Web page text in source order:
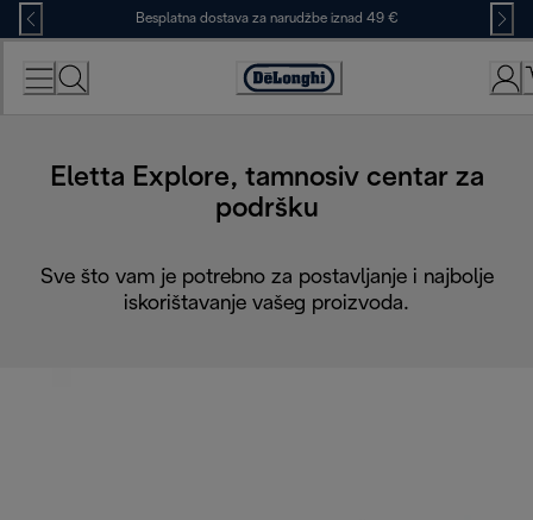
Skip
to
Content
Besplatna dostava za narudžbe iznad 49 €
Accessibility
Eletta Explore, tamnosiv centar za
podršku
Sve što vam je potrebno za postavljanje i najbolje
iskorištavanje vašeg proizvoda.